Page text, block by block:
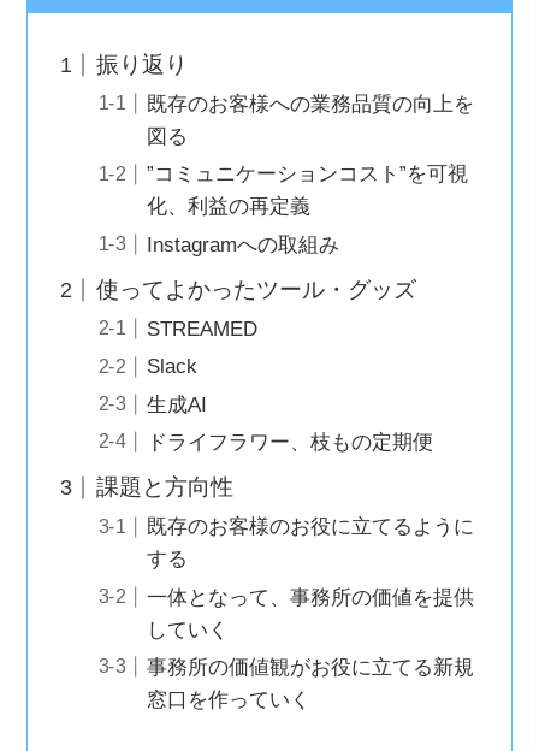
振り返り
既存のお客様への業務品質の向上を
図る
”コミュニケーションコスト”を可視
化、利益の再定義
Instagramへの取組み
使ってよかったツール・グッズ
STREAMED
Slack
生成AI
ドライフラワー、枝もの定期便
課題と方向性
既存のお客様のお役に立てるように
する
一体となって、事務所の価値を提供
していく
事務所の価値観がお役に立てる新規
窓口を作っていく